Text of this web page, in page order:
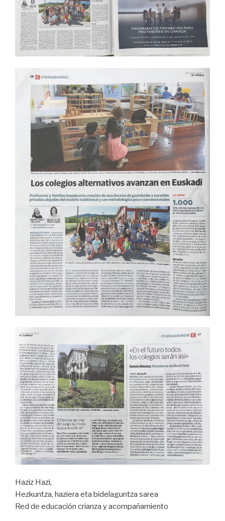
Haziz Hazi,
Hezkuntza, haziera eta bidelaguntza sarea
Red de educación crianza y acompañamiento